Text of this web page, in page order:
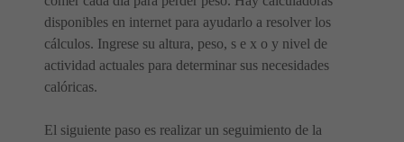
disponibles en internet para ayudarlo a resolver los
cálculos. Ingrese su altura, peso, s e x o y nivel de
actividad actuales para determinar sus necesidades
calóricas.
El siguiente paso es realizar un seguimiento de la